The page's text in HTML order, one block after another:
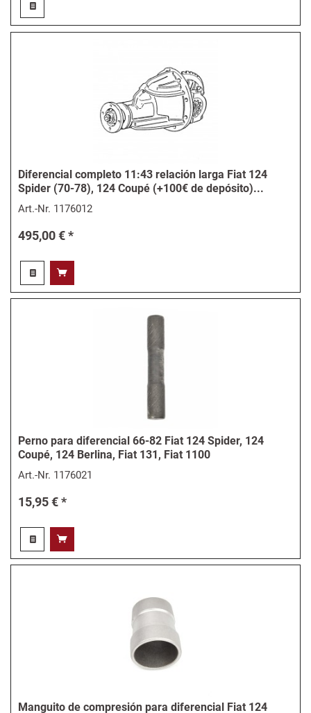
Diferencial completo 11:43 relación larga Fiat 124
Spider (70-78), 124 Coupé (+100€ de depósito)...
Art.-Nr. 1176012
495,00 € *
Perno para diferencial 66-82 Fiat 124 Spider, 124
Coupé, 124 Berlina, Fiat 131, Fiat 1100
Art.-Nr. 1176021
15,95 € *
Manguito de compresión para diferencial Fiat 124